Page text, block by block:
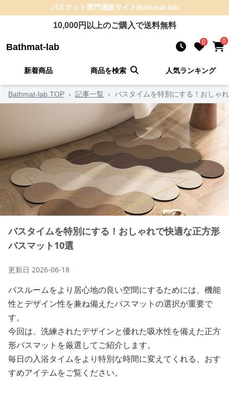
バスマット専門通販サイト Bathmat-lab
10,000円以上のご購入で送料無料
Bathmat-lab 0 0
新着商品 商品を検索 人気ランキング
Bathmat-lab TOP › 記事一覧 › バスタイムを特別にする！おしゃ
バスタイムを特別にする！おしゃれで快適な正方形
バスマット10選
更新日 2026-06-18
バスルームをより居心地の良い空間にするためには、機能
性とデザイン性を兼ね備えたバスマットの選択が重要で
す。
今回は、洗練されたデザインと優れた吸水性を備えた正方
形バスマットを厳選してご紹介します。
毎日の入浴タイムをより特別な時間に変えてくれる、おす
すめアイテムをご覧ください。